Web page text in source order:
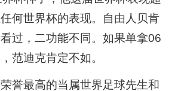
何世界杯的表现。自由人贝肯
过，二功能不同。如果单拿06
范迪克肯定不如。
誉最高的当属世界足球先生和